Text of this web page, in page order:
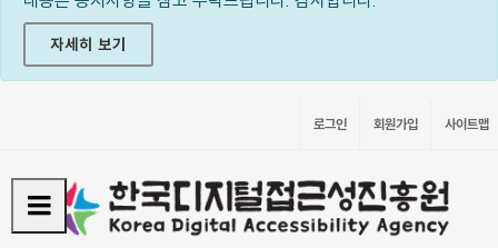
자세히 보기
로그인 회원가입 사이트맵